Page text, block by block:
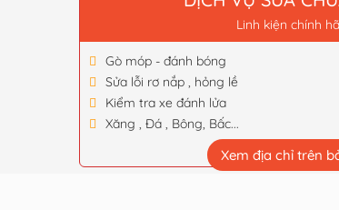
Linh kiện chính
Gò móp - đánh bóng
Sửa lỗi rơ nắp , hỏng lề
Kiểm tra xe đánh lửa
Xăng , Đá , Bông, Bấc...
Xem địa chỉ trên